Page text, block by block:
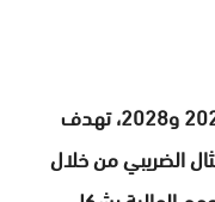
ضمن خطتها الاستراتيجية للفترة بين 2024 و2028، تهدف
الضريبي من خلال